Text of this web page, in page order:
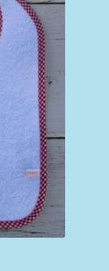
kan
gekozen
worden
productpagina